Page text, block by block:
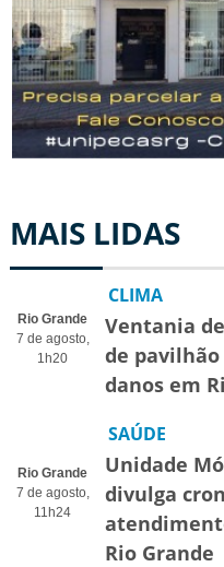
MAIS LIDAS
Rio Grande
7 de agosto,
1h20
CLIMA
Ventania
de pavilhão
danos em
Rio Grande
7 de agosto,
11h24
SAÚDE
Unidade
divulga
Rio Grande